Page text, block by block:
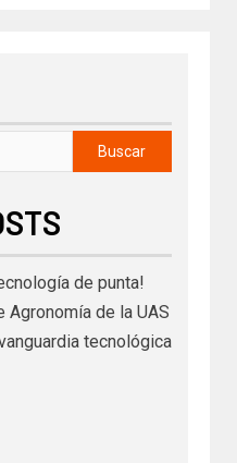
Buscar
de punta!
Agronomía de la UAS
tecnológica